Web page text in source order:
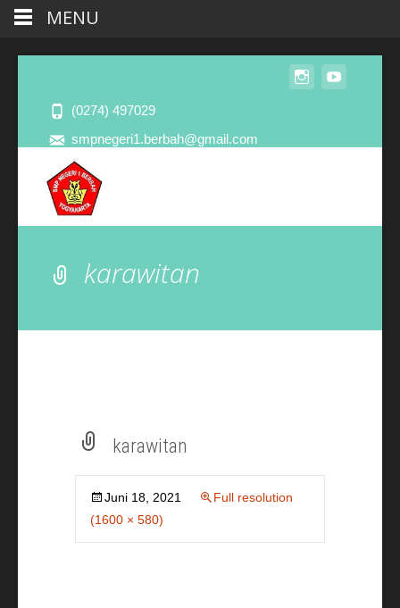
(0274) 497029
smpnegeri1.berbah@gmail.com
karawitan
karawitan
Juni 18, 2021
Full resolution
(1600 × 580)
MENU